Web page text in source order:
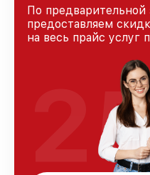
По предварительной
предоставляем
на весь прайс услуг